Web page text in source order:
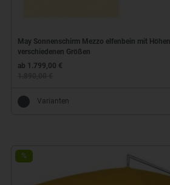
May Sonnenschirm Mezzo elfenbein mit
verschiedenen Größen
ab 1.799,00 €
Varianten
%